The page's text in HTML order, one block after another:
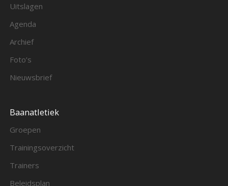
Uitslagen
Agenda
Archief
Foto’s
Nieuwsbrief
Baanatletiek
Groepen
Trainingsoverzicht
Trainers
Beleidsplan